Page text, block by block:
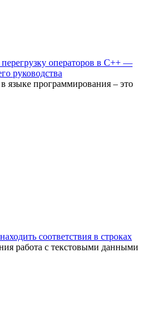
операторов в C++ —
руководства
языке программирования – это
соответствия в строках
работа с текстовыми данными